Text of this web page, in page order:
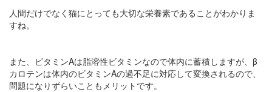
人間だけでなく猫にとっても大切な栄養素であることがわかりま
すね。
また、ビタミンAは脂溶性ビタミンなので体内に蓄積しますが、β
カロテンは体内のビタミンAの過不足に対応して変換されるので、
問題になりずらいこともメリットです。